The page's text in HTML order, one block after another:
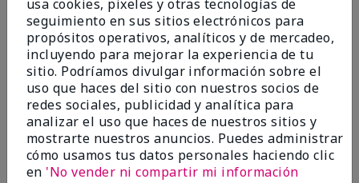
5
Nourishing shea hand cream.
EnviadoHace 9 meses
porBrenda
deKent
Comprador verificado
usa cookies, pixeles y otras tecnologías de
seguimiento en sus sitios electrónicos para
propósitos operativos, analíticos y de mercadeo,
incluyendo para mejorar la experiencia de tu
sitio. Podríamos divulgar información sobre el
uso que haces del sitio con nuestros socios de
redes sociales, publicidad y analítica para
analizar el uso que haces de nuestros sitios y
mostrarte nuestros anuncios. Puedes administrar
cómo usamos tus datos personales haciendo clic
en 'No vender ni compartir mi información